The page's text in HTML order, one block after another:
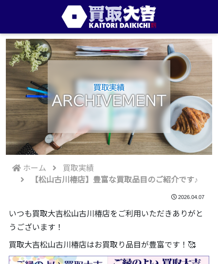
買取実績
ARCHIVEMENT
ホーム
買取実績
【松山古川椿店】豊富な買取品目のご紹介です♪
2026.04.07
いつも買取大吉松山古川椿店をご利用いただきありがと
うございます！
買取大吉松山古川椿店はお買取り品目が豊富です！🥰